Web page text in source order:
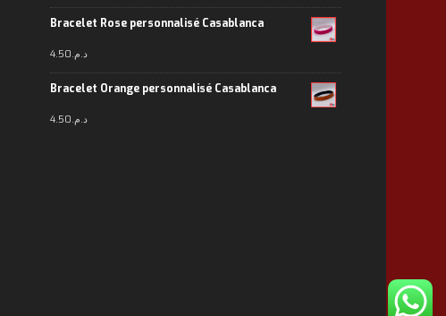
Bracelet Rose personnalisé Casablanca
د.م.4.50
Bracelet Orange personnalisé Casablanca
د.م.4.50